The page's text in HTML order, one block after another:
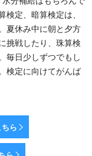
定、暗算検定は、
夏休み中に朝と夕方
挑戦したり、珠算検
毎日少しずつでもし
検定に向けてがんば
ら